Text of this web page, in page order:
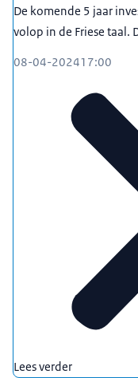
De komende 5 jaar
volop in de Friese taal.
08-04-202417:00
Lees verder